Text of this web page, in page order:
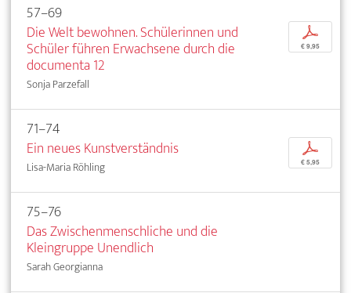
57–69
Die Welt bewohnen. Schülerinnen und
Schüler führen Erwachsene durch die
documenta 12
Sonja Parzefall
p
€ 9,95
71–74
Ein neues Kunstverständnis
Lisa-Maria Röhling
p
€ 5,95
75–76
Das Zwischenmenschliche und die
Kleingruppe Unendlich
Sarah Georgianna